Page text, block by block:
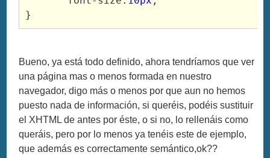
}
Bueno, ya está todo definido, ahora tendríamos que ver
una página mas o menos formada en nuestro
navegador, digo más o menos por que aun no hemos
puesto nada de información, si queréis, podéis sustituir
el XHTML de antes por éste, o si no, lo rellenáis como
queráis, pero por lo menos ya tenéis este de ejemplo,
que además es correctamente semántico,ok??